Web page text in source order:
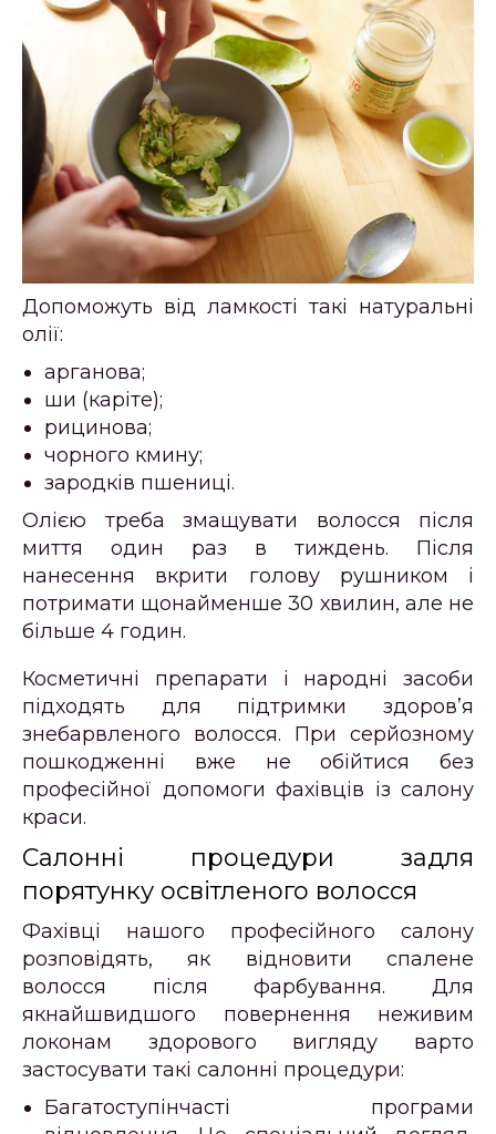
Допоможуть від ламкості такі натуральні
олії:
арганова;
ши (каріте);
рицинова;
чорного кмину;
зародків пшениці.
Олією треба змащувати волосся після
миття один раз в тиждень. Після
нанесення вкрити голову рушником і
потримати щонайменше 30 хвилин, але не
більше 4 годин.
Косметичні препарати і народні засоби
підходять для підтримки здоров’я
знебарвленого волосся. При серйозному
пошкодженні вже не обійтися без
професійної допомоги фахівців із салону
краси.
Салонні процедури задля
порятунку освітленого волосся
Фахівці нашого професійного салону
розповідять, як відновити спалене
волосся після фарбування. Для
якнайшвидшого повернення неживим
локонам здорового вигляду варто
застосувати такі салонні процедури:
Багатоступінчасті програми